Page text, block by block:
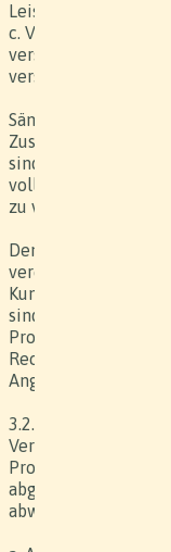
Leistungen
c. Verschiebung
verschobener
verschobenen
Sämtliche
Zusammenhang
sind dem
vollumfänglich und
zu vergüten.
Dem Kunden steht
vereinbarten
Kunde Termine /
sind die
Produzenten zu
Recht zu, vom
Angabe von Gründen
3.2. Wird die
Vertragsabschluss,
Produktionstag
abgesagt, so haftet
abwendbarer Kosten